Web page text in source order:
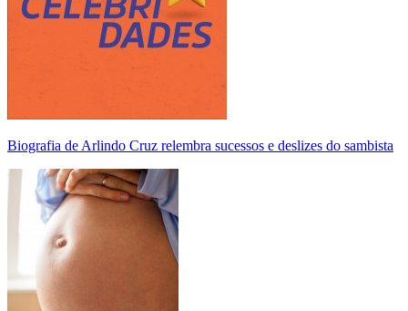
Biografia de Arlindo Cruz relembra sucessos e deslizes do sambista